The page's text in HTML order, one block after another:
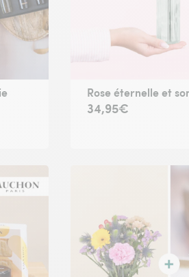
Rose éternelle et
34,95€